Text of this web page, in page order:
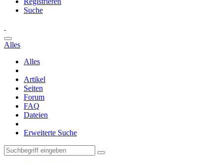
Suche
Alles
Alles
Artikel
Seiten
Forum
FAQ
Dateien
Erweiterte Suche